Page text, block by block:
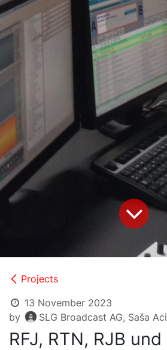
Projects
13 November 2023
by
SLG Broadcast AG, Saša
RFJ, RTN, RJB und